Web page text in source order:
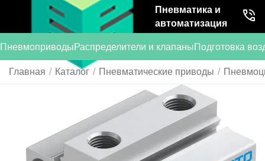
Пневматика и
автоматизация
ПневмоприводыРаспределители и клапаныПодготовка
Главная / Каталог / Пневматические приводы /